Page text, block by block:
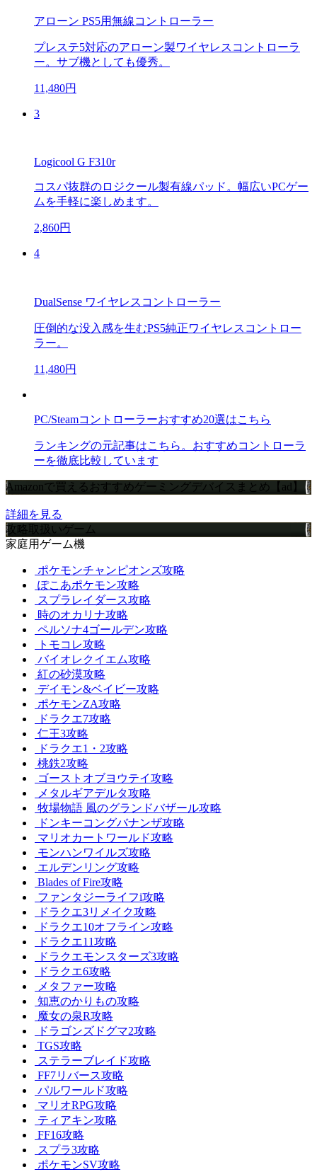
アローン PS5用無線コントローラー
プレステ5対応のアローン製ワイヤレスコントローラ
ー。サブ機としても優秀。
11,480円
3
Logicool G F310r
コスパ抜群のロジクール製有線パッド。幅広いPCゲー
ムを手軽に楽しめます。
2,860円
4
DualSense ワイヤレスコントローラー
圧倒的な没入感を生むPS5純正ワイヤレスコントロー
ラー。
11,480円
PC/Steamコントローラーおすすめ20選はこちら
ランキングの元記事はこちら。おすすめコントローラ
ーを徹底比較しています
Amazonで買えるおすすめゲーミングデバイスまとめ【ad】
詳細を見る
攻略取扱いゲーム
家庭用ゲーム機
ポケモンチャンピオンズ攻略
ぽこあポケモン攻略
スプラレイダース攻略
時のオカリナ攻略
ペルソナ4ゴールデン攻略
トモコレ攻略
バイオレクイエム攻略
紅の砂漠攻略
デイモン&ベイビー攻略
ポケモンZA攻略
ドラクエ7攻略
仁王3攻略
ドラクエ1・2攻略
桃鉄2攻略
ゴーストオブヨウテイ攻略
メタルギアデルタ攻略
牧場物語 風のグランドバザール攻略
ドンキーコングバナンザ攻略
マリオカートワールド攻略
モンハンワイルズ攻略
エルデンリング攻略
Blades of Fire攻略
ファンタジーライフi攻略
ドラクエ3リメイク攻略
ドラクエ10オフライン攻略
ドラクエ11攻略
ドラクエモンスターズ3攻略
ドラクエ6攻略
メタファー攻略
知恵のかりもの攻略
魔女の泉R攻略
ドラゴンズドグマ2攻略
TGS攻略
ステラーブレイド攻略
FF7リバース攻略
パルワールド攻略
マリオRPG攻略
ティアキン攻略
FF16攻略
スプラ3攻略
ポケモンSV攻略